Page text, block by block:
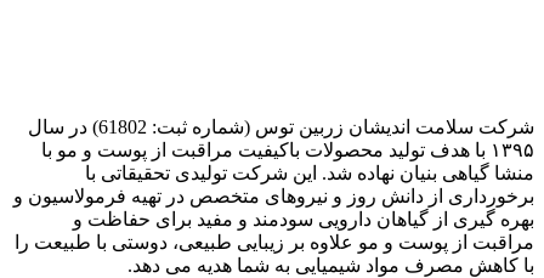
شرکت سلامت اندیشان زربین توس (شماره ثبت: 61802) در سال
۱۳۹۵ با هدف تولید محصولات باکیفیت مراقبت از پوست و مو با
منشا گیاهی بنیان نهاده شد. این شرکت تولیدی تحقیقاتی با
برخورداری از دانش روز و نیروهای متخصص در تهیه فرمولاسیون و
بهره گیری از گیاهان دارویی سودمند و مفید برای حفاظت و
مراقبت از پوست و مو علاوه بر زیبایی طبیعی، دوستی با طبیعت را
با کاهش مصرف مواد شیمیایی به شما هدیه می دهد.